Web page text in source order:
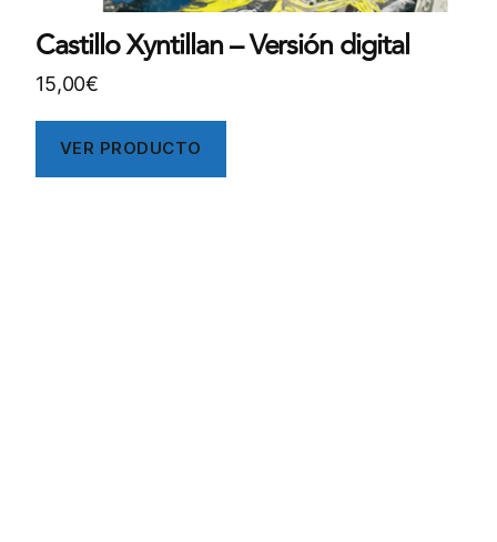
Castillo Xyntillan – Versión digital
15,00€
VER PRODUCTO